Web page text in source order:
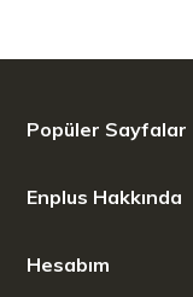
Ölçü Bilgileri
Ürün
Bıçak Ağzı
Popüler Sayfalar
Enplus Hakkında
Hesabım